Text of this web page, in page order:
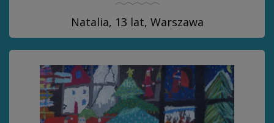
Natalia, 13 lat, Warszawa